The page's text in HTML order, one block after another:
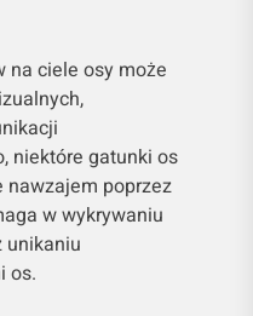
na ciele osy może
niektóre gatunki os
nawzajem poprzez
w wykrywaniu
unikaniu
os.